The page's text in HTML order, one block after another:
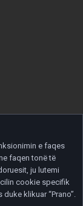
e faqes
faqen tonë të
ju lutemi
cookie specifik
klikuar “Prano”.